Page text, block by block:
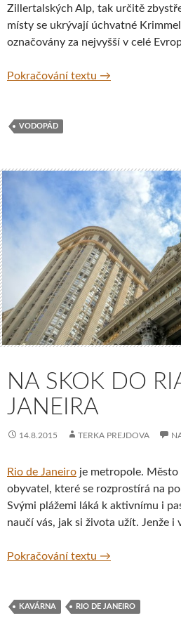
Zillertalských Alp, tak určitě
místy se ukrývají úchvatné
označovány za nejvyšší v celé
Pokračování textu Nejvyšší
→
VODOPÁD
NA SKOK DO
JANEIRA
14.8.2015 TERKA PREJDOVA
Rio de Janeiro je metropole.
obyvatel, které se rozprostírá na
Svými plážemi láká k aktivnímu i
naučí vás, jak si života užít. Jenže
Pokračování textu Na skok do Ria
→
KAVÁRNA RIO DE JANEIRO